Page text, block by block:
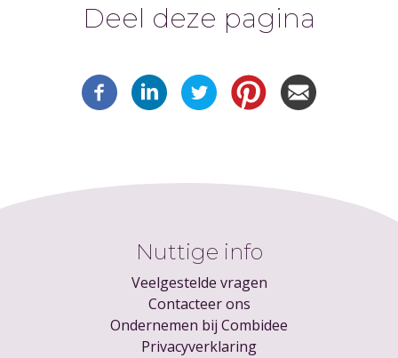
Deel deze pagina
Nuttige info
Veelgestelde vragen
Contacteer ons
Ondernemen bij Combidee
Privacyverklaring